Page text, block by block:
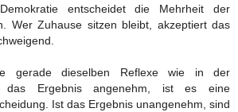
entscheidet die Mehrheit der
Wer Zuhause sitzen bleibt, akzeptiert das
gerade dieselben Reflexe wie in der
das Ergebnis angenehm, ist es eine
Ist das Ergebnis unangenehm, sind